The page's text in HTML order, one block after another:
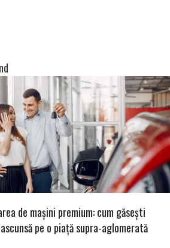
de mașini premium: cum găsești
pe o piață supra-aglomerată